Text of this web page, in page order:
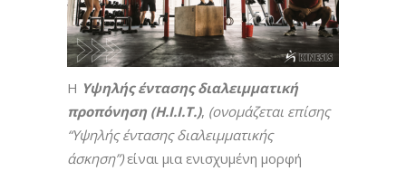
Η Υψηλής έντασης διαλειμματική
προπόνηση (H.I.I.T.), (ονομάζεται επίσης
“Yψηλής έντασης διαλειμματικής
άσκηση”)είναι μια ενισχυμένη μορφή